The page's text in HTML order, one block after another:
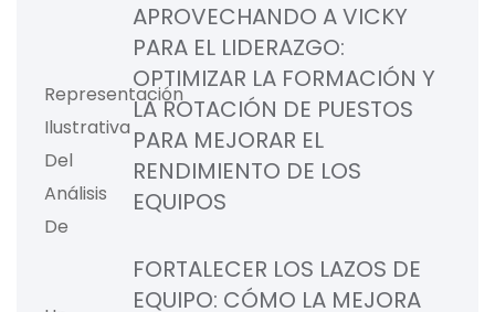
APROVECHANDO A VICKY
PARA EL LIDERAZGO:
OPTIMIZAR LA FORMACIÓN Y
LA ROTACIÓN DE PUESTOS
PARA MEJORAR EL
RENDIMIENTO DE LOS
EQUIPOS
FORTALECER LOS LAZOS DE
EQUIPO: CÓMO LA MEJORA